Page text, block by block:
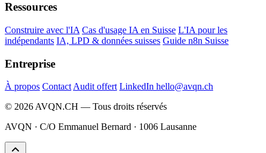
Ressources
Construire avec l'IA Cas d'usage IA en Suisse L'IA pour les
indépendants IA, LPD & données suisses Guide n8n Suisse
Entreprise
À propos ContactAudit offert LinkedIn hello@avqn.ch
© 2026 AVQN.CH — Tous droits réservés
AVQN · C/O Emmanuel Bernard · 1006 Lausanne